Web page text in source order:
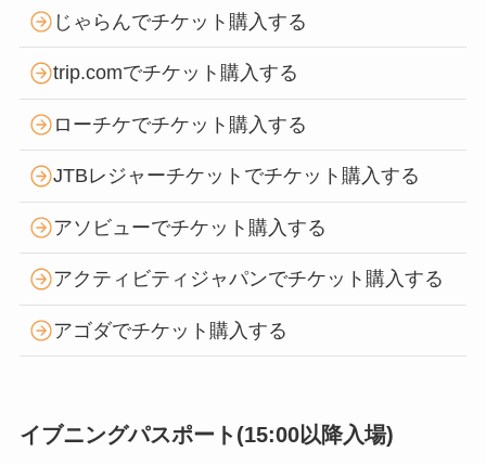
じゃらんでチケット購入する
trip.comでチケット購入する
ローチケでチケット購入する
JTBレジャーチケットでチケット購入する
アソビューでチケット購入する
アクティビティジャパンでチケット購入する
アゴダでチケット購入する
イブニングパスポート(15:00以降入場)